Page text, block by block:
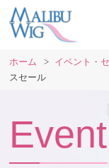
ホーム > イベント・
スセール